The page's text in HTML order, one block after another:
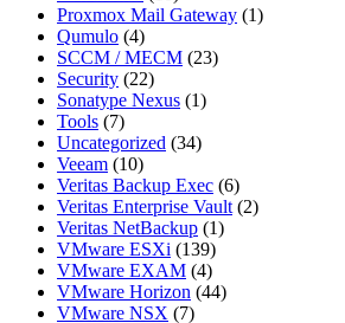
Proxmox Mail Gateway (1)
Qumulo (4)
SCCM / MECM (23)
Security (22)
Sonatype Nexus (1)
Tools (7)
Uncategorized (34)
Veeam (10)
Veritas Backup Exec (6)
Veritas Enterprise Vault (2)
Veritas NetBackup (1)
VMware ESXi (139)
VMware EXAM (4)
VMware Horizon (44)
VMware NSX (7)